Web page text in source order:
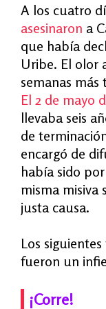
A los cuatro
asesinaron a
que había
Uribe. El olor
semanas
El 2 de mayo
llevaba seis
de
encargó de
había sido por
misma misiva
justa causa.
Los
fueron un
¡Corre!